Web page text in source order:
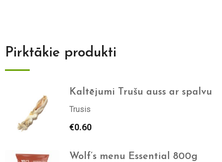
Pirktākie produkti
Kaltējumi Trušu auss ar spalvu
Trusis
€0.60
Wolf’s menu Essential 800g